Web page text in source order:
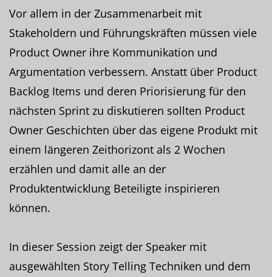
Vor allem in der Zusammenarbeit mit
Stakeholdern und Führungskräften müssen viele
Product Owner ihre Kommunikation und
Argumentation verbessern. Anstatt über Product
Backlog Items und deren Priorisierung für den
nächsten Sprint zu diskutieren sollten Product
Owner Geschichten über das eigene Produkt mit
einem längeren Zeithorizont als 2 Wochen
erzählen und damit alle an der
Produktentwicklung Beteiligte inspirieren
können.
In dieser Session zeigt der Speaker mit
ausgewählten Story Telling Techniken und dem